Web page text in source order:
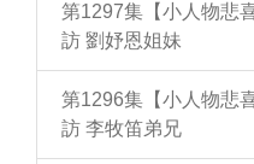
第1297集【小人物悲
訪 劉妤恩姐妹
第1296集【小人物悲
訪 李牧笛弟兄